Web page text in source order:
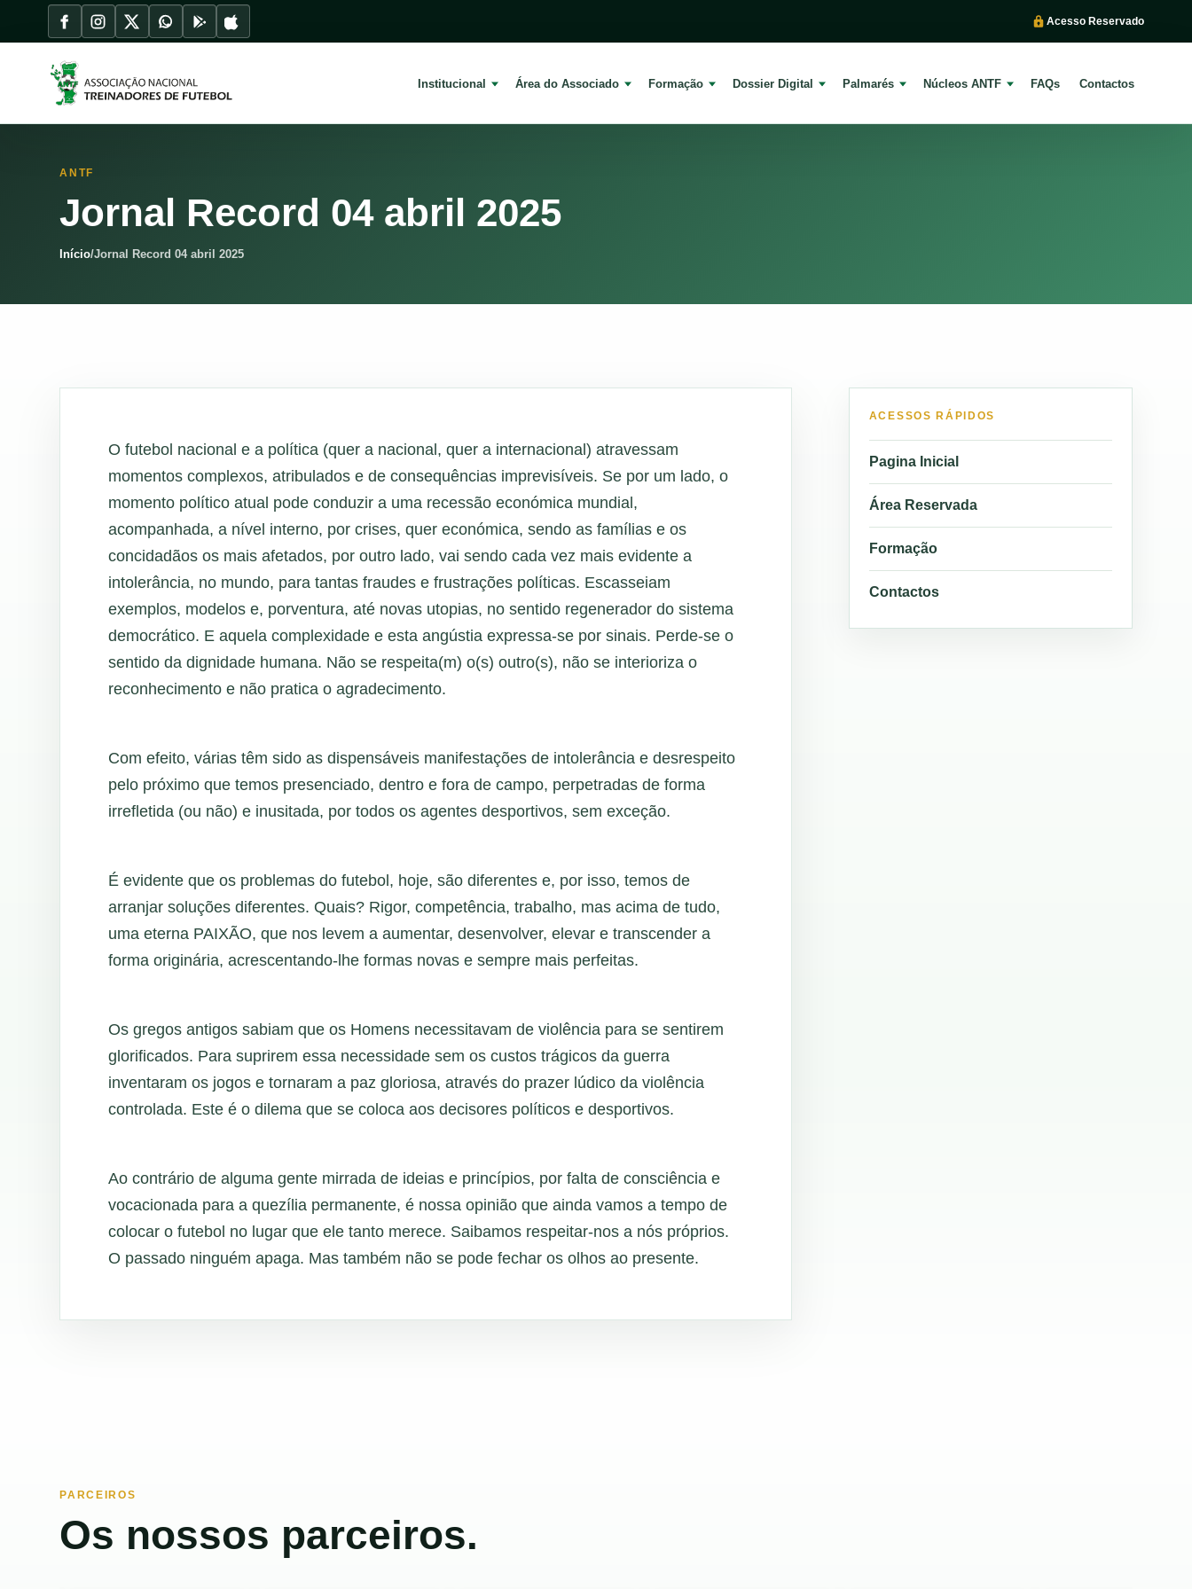
Acesso Reservado
Institucional Área do Associado Formação Dossier Digital Palmarés Núcleos ANTF FAQs Contactos
ANTF
Jornal Record 04 abril 2025
Início/Jornal Record 04 abril 2025
O futebol nacional e a política (quer a nacional, quer a internacional) atravessam
momentos complexos, atribulados e de consequências imprevisíveis. Se por um lado, o
momento político atual pode conduzir a uma recessão económica mundial,
acompanhada, a nível interno, por crises, quer económica, sendo as famílias e os
concidadãos os mais afetados, por outro lado, vai sendo cada vez mais evidente a
intolerância, no mundo, para tantas fraudes e frustrações políticas. Escasseiam
exemplos, modelos e, porventura, até novas utopias, no sentido regenerador do sistema
democrático. E aquela complexidade e esta angústia expressa-se por sinais. Perde-se o
sentido da dignidade humana. Não se respeita(m) o(s) outro(s), não se interioriza o
reconhecimento e não pratica o agradecimento.
Com efeito, várias têm sido as dispensáveis manifestações de intolerância e desrespeito
pelo próximo que temos presenciado, dentro e fora de campo, perpetradas de forma
irrefletida (ou não) e inusitada, por todos os agentes desportivos, sem exceção.
É evidente que os problemas do futebol, hoje, são diferentes e, por isso, temos de
arranjar soluções diferentes. Quais? Rigor, competência, trabalho, mas acima de tudo,
uma eterna PAIXÃO, que nos levem a aumentar, desenvolver, elevar e transcender a
forma originária, acrescentando-lhe formas novas e sempre mais perfeitas.
Os gregos antigos sabiam que os Homens necessitavam de violência para se sentirem
glorificados. Para suprirem essa necessidade sem os custos trágicos da guerra
inventaram os jogos e tornaram a paz gloriosa, através do prazer lúdico da violência
controlada. Este é o dilema que se coloca aos decisores políticos e desportivos.
Ao contrário de alguma gente mirrada de ideias e princípios, por falta de consciência e
vocacionada para a quezília permanente, é nossa opinião que ainda vamos a tempo de
colocar o futebol no lugar que ele tanto merece. Saibamos respeitar-nos a nós próprios.
O passado ninguém apaga. Mas também não se pode fechar os olhos ao presente.
ACESSOS RÁPIDOS
Pagina Inicial
Área Reservada
Formação
Contactos
PARCEIROS
Os nossos parceiros.